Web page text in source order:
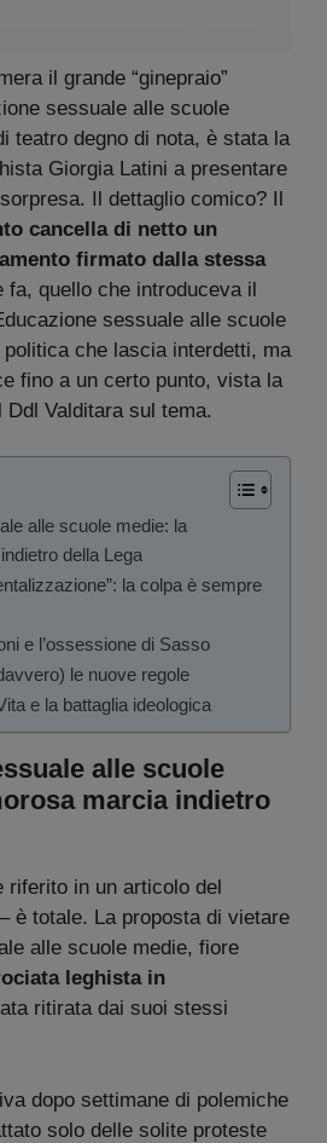
il grande “ginepraio”
sessuale alle scuole
teatro degno di nota, è stata la
Giorgia Latini a presentare
Il dettaglio comico? Il
cancella di netto un
firmato dalla stessa
fa, quello che introduceva il
sessuale alle scuole
che lascia interdetti, ma
fino a un certo punto, vista la
Valditara sul tema.
alle scuole medie: la
della Lega
la colpa è sempre
e l’ossessione di Sasso
le nuove regole
e la battaglia ideologica
alle scuole
marcia indietro
riferito in un articolo del
– è totale. La proposta di vietare
alle scuole medie, fiore
leghista in
ritirata dai suoi stessi
dopo settimane di polemiche
solo delle solite proteste